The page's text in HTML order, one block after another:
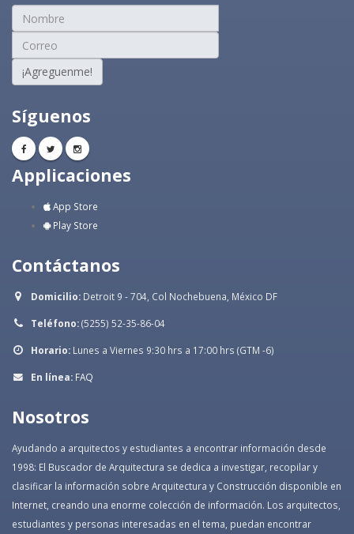
¡Agreguenme!
Síguenos
Applicaciones
App Store
Play Store
Contáctanos
Domicilio: Detroit 9 - 704, Col Nochebuena, México DF
Teléfono:(5255) 52-35-86-04
Horario: Lunes a Viernes 9:30 hrs a 17:00 hrs (GTM -6)
En línea: FAQ
Nosotros
Ayudando a arquitectos y estudiantes a encontrar información desde
1998: El Buscador de Arquitectura se dedica a investigar, recopilar y
clasificar la información sobre Arquitectura y Construcción disponible en
Internet, creando una enorme colección de información. Los arquitectos,
estudiantes y personas interesadas en el tema, puedan encontrar